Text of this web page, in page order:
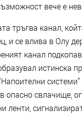
вече е
тръгва канал,
и се влива в Олу
канал
истинска
опасно свлачище,
ленти,